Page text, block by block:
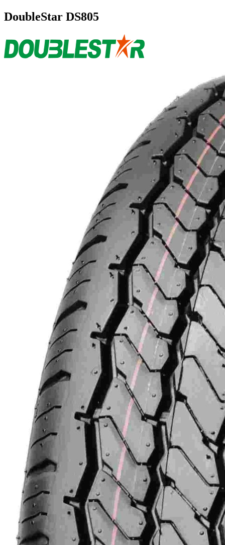
DoubleStar DS805